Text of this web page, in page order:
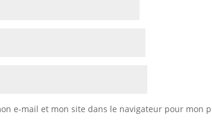
e-mail et mon site dans le navigateur pour mon